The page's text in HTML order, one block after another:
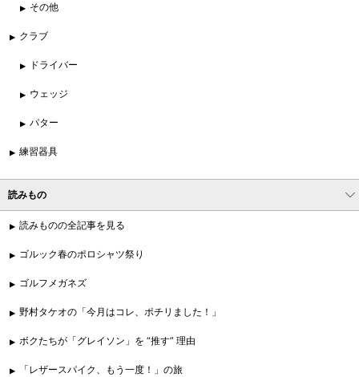
その他
クラブ
ドライバー
ウェッジ
パター
練習器具
読みもの
読みものの全記事を見る
ゴルック春のポロシャツ祭り
ゴルフメガネズ
野村タケオの「今月はコレ、ポチリました！」
ボクたちが「グレイソン」を “推す” 理由
「レザースパイク、もう一度！」の旅